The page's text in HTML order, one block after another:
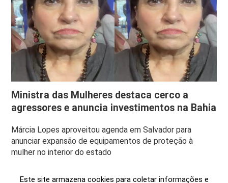
Ministra das Mulheres destaca cerco a
agressores e anuncia investimentos na Bahia
Márcia Lopes aproveitou agenda em Salvador para
anunciar expansão de equipamentos de proteção à
mulher no interior do estado
Este site armazena cookies para coletar informações e